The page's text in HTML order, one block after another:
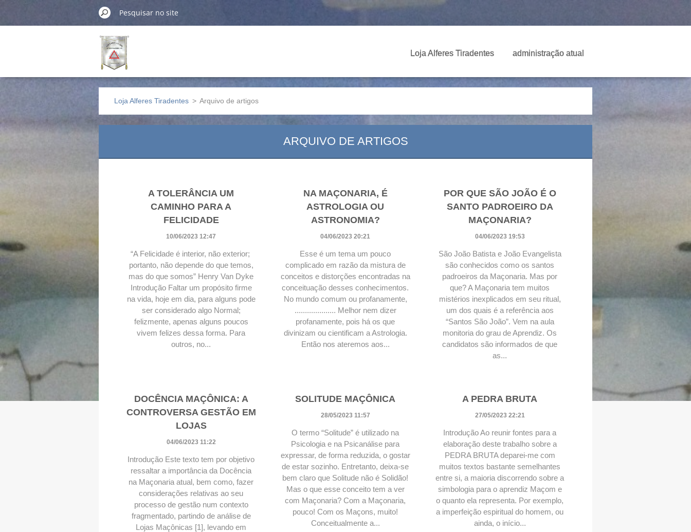
Loja Alferes Tiradentes administração atual
Loja Alferes Tiradentes > Arquivo de artigos
ARQUIVO DE ARTIGOS
A TOLERÂNCIA UM
CAMINHO PARA A
FELICIDADE
10/06/2023 12:47
“A Felicidade é interior, não exterior;
portanto, não depende do que temos,
mas do que somos” Henry Van Dyke
Introdução Faltar um propósito firme
na vida, hoje em dia, para alguns pode
ser considerado algo Normal;
felizmente, apenas alguns poucos
vivem felizes dessa forma. Para
outros, no...
NA MAÇONARIA, É
ASTROLOGIA OU
ASTRONOMIA?
04/06/2023 20:21
Esse é um tema um pouco
complicado em razão da mistura de
conceitos e distorções encontradas na
conceituação desses conhecimentos.
No mundo comum ou profanamente,
.................... Melhor nem dizer
profanamente, pois há os que
divinizam ou cientificam a Astrologia.
Então nos ateremos aos...
POR QUE SÃO JOÃO É O
SANTO PADROEIRO DA
MAÇONARIA?
04/06/2023 19:53
São João Batista e João Evangelista
são conhecidos como os santos
padroeiros da Maçonaria. Mas por
que? A Maçonaria tem muitos
mistérios inexplicados em seu ritual,
um dos quais é a referência aos
“Santos São João”. Vem na aula
monitoria do grau de Aprendiz. Os
candidatos são informados de que
as...
DOCÊNCIA MAÇÔNICA: A
CONTROVERSA GESTÃO EM
LOJAS
04/06/2023 11:22
Introdução Este texto tem por objetivo
ressaltar a importância da Docência
na Maçonaria atual, bem como, fazer
considerações relativas ao seu
processo de gestão num contexto
fragmentado, partindo de análise de
Lojas Maçônicas [1], levando em
SOLITUDE MAÇÔNICA
28/05/2023 11:57
O termo “Solitude” é utilizado na
Psicologia e na Psicanálise para
expressar, de forma reduzida, o gostar
de estar sozinho. Entretanto, deixa-se
bem claro que Solitude não é Solidão!
Mas o que esse conceito tem a ver
com Maçonaria? Com a Maçonaria,
pouco! Com os Maçons, muito!
Conceitualmente a...
A PEDRA BRUTA
27/05/2023 22:21
Introdução Ao reunir fontes para a
elaboração deste trabalho sobre a
PEDRA BRUTA deparei-me com
muitos textos bastante semelhantes
entre si, a maioria discorrendo sobre a
simbologia para o aprendiz Maçom e
o quanto ela representa. Por exemplo,
a imperfeição espiritual do homem, ou
ainda, o início...